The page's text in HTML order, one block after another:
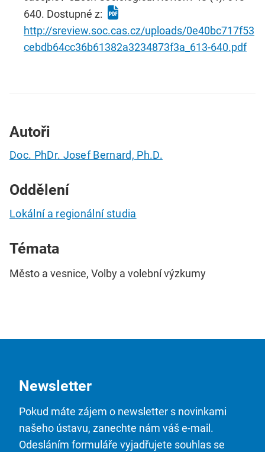
640. Dostupné z:
http://sreview.soc.cas.cz/uploads/0e40bc717f53
cebdb64cc36b61382a3234873f3a_613-640.pdf
Autoři
Doc. PhDr. Josef Bernard, Ph.D.
Oddělení
Lokální a regionální studia
Témata
Město a vesnice, Volby a volební výzkumy
Newsletter
Pokud máte zájem o newsletter s novinkami
našeho ústavu, zanechte nám váš e-mail.
Odesláním formuláře vyjadřujete souhlas se